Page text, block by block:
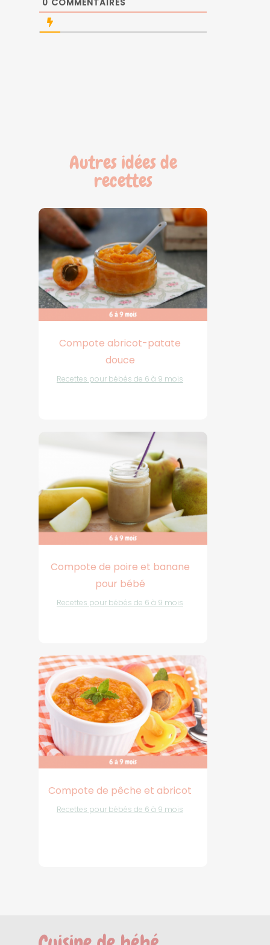
Autres idées de
recettes
Compote abricot-patate
douce
Recettes pour bébés de 6 à 9 mois
Compote de poire et banane
pour bébé
Recettes pour bébés de 6 à 9 mois
Compote de pêche et abricot
Recettes pour bébés de 6 à 9 mois